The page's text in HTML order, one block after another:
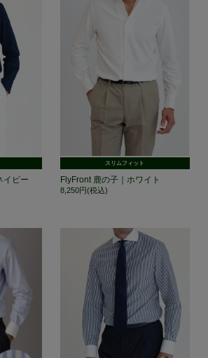
イビー
スリムフィット
FlyFront 鹿の子｜ホワイト
8,250円(税込)